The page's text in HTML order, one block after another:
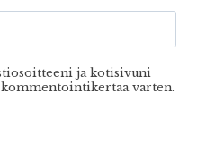
ja kotisivuni
kommentointikertaa varten.